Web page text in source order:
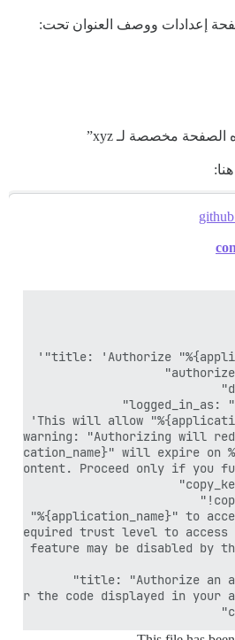
إعدادات ووصف العنوان تحت: